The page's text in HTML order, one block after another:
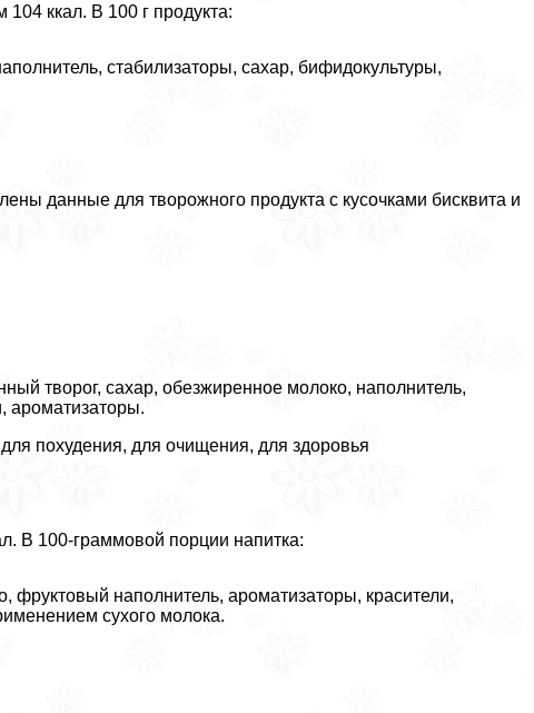
104 ккал. В 100 г продукта:
стабилизаторы, сахар, бифидокультуры,
данные для творожного продукта с кусочками бисквита и
творог, сахар, обезжиренное молоко, наполнитель,
ароматизаторы.
похудения, для очищения, для здоровья
В 100-граммовой порции напитка:
фруктовый наполнитель, ароматизаторы, красители,
сухого молока.